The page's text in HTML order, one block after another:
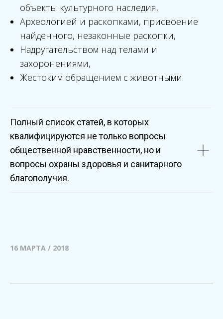
объекты культурного наследия,
Археологией и раскопками, присвоение
найденного, незаконные раскопки,
Надругательством над телами и
захоронениями,
Жестоким обращением с животными.
Полный список статей, в которых
квалифицируются не только вопросы
общественной нравственности, но и
вопросы охраны здоровья и санитарного
благополучия.
16 МАРТА / 2018